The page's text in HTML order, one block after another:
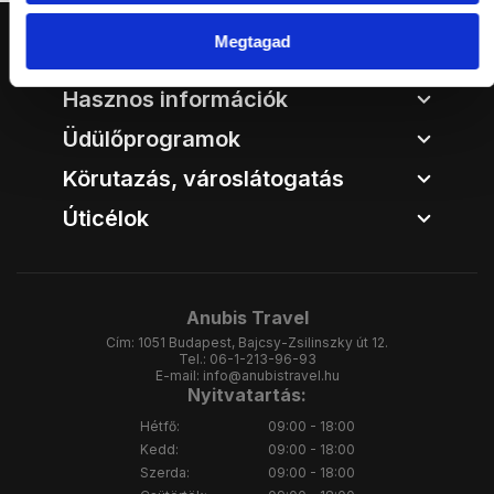
Megtagad
Hasznos információk
Üdülőprogramok
Körutazás, városlátogatás
Úticélok
Anubis Travel
Cím: 1051 Budapest, Bajcsy-Zsilinszky út 12.
Tel.: 06-1-213-96-93
E-mail: info@anubistravel.hu
Nyitvatartás:
Hétfő:
Kedd:
Szerda:
09:00 - 18:00
09:00 - 18:00
09:00 - 18:00